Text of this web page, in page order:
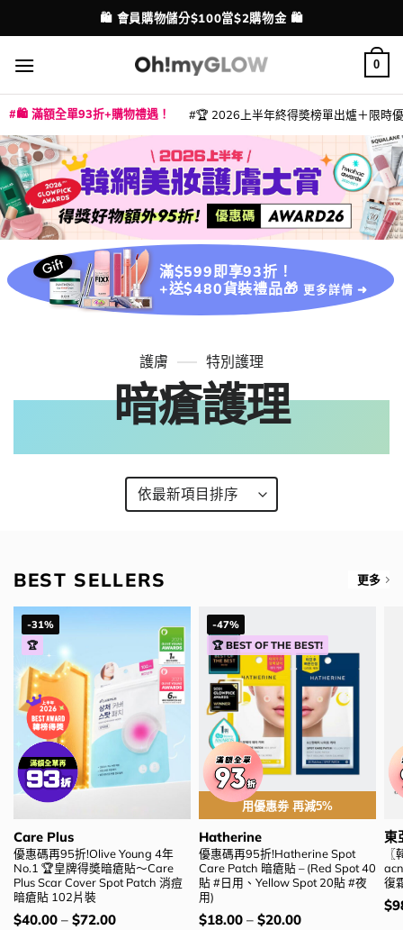
to
content
配送港澳
💳 支援消費券、FPS、八達通、PAYME、信用卡付款
0
🛍️ 滿額全單93折+購物禮遇！ 🏆 2026上半年終得奬榜單出爐＋限時
滿$599即享93折！
+送$480貨裝禮品🎁 更多詳情 ➜
護膚 特別護理
暗瘡護理
BEST SELLERS 更多
-31%
🏆
Care Plus
優惠碼再95折!Olive Young 4年
No.1 🏆皇牌得奬暗瘡貼～Care
Plus Scar Cover Spot Patch 消痘
暗瘡貼 102片裝
價
$40.00– $72.00
-47%
🏆 BEST OF THE BEST!
用優惠劵 再減5%
Hatherine
優惠碼再95折!Hatherine Spot
Care Patch 暗瘡貼 – (Red Spot 40
貼 #日用、Yellow Spot 20貼 #夜
用)
價
$18.00– $20.00
東
復
價
$